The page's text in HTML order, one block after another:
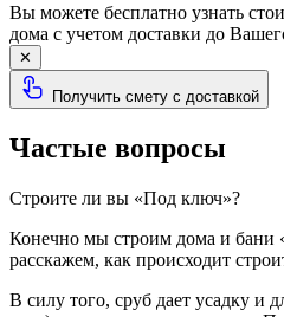
Вы можете бесплатно узнать
дома с учетом доставки до
✕
Получить смету с доставкой
Частые вопросы
Строите ли вы «Под ключ»?
Конечно мы строим дома и бани
расскажем, как происходит
В силу того, сруб дает усадку и